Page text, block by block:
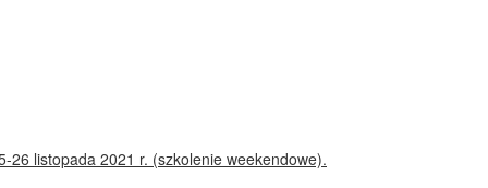
26 listopada 2021 r. (szkolenie weekendowe).